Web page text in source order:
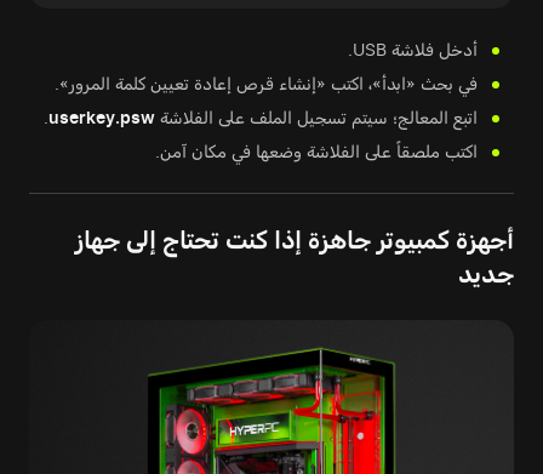
أدخل فلاشة USB.
في بحث «ابدأ»، اكتب «إنشاء قرص إعادة تعيين كلمة المرور».
اتبع المعالج؛ سيتم تسجيل الملف على الفلاشة userkey.psw
اكتب ملصقاً على الفلاشة وضعها في مكان آمن.
أجهزة كمبيوتر جاهزة إذا كنت تحتاج إلى جهاز
جديد